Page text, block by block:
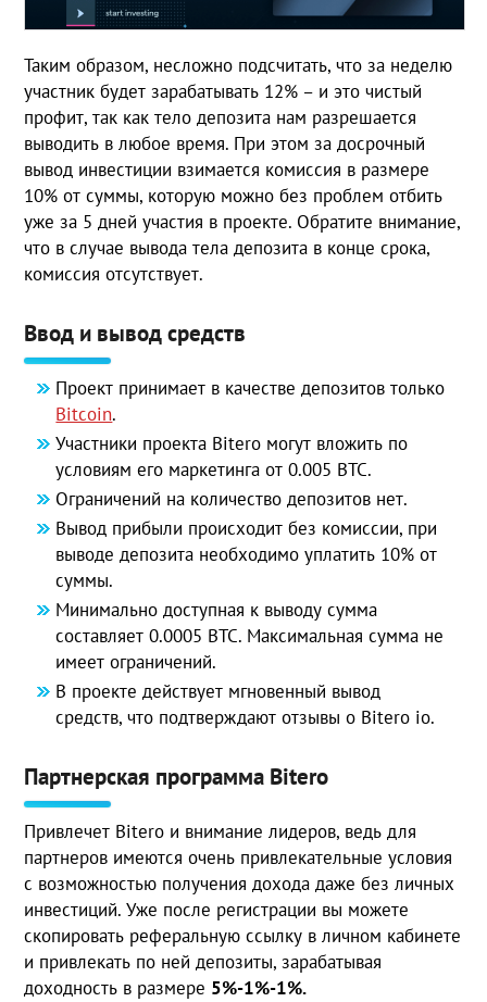
Таким образом, несложно подсчитать, что за неделю
участник будет зарабатывать 12% – и это чистый
профит, так как тело депозита нам разрешается
выводить в любое время. При этом за досрочный
вывод инвестиции взимается комиссия в размере
10% от суммы, которую можно без проблем отбить
уже за 5 дней участия в проекте. Обратите внимание,
что в случае вывода тела депозита в конце срока,
комиссия отсутствует.
Ввод и вывод средств
Проект принимает в качестве депозитов только
Bitcoin.
Участники проекта Bitero могут вложить по
условиям его маркетинга от 0.005 ВТС.
Ограничений на количество депозитов нет.
Вывод прибыли происходит без комиссии, при
выводе депозита необходимо уплатить 10% от
суммы.
Минимально доступная к выводу сумма
составляет 0.0005 ВТС. Максимальная сумма не
имеет ограничений.
В проекте действует мгновенный вывод
средств, что подтверждают отзывы о Bitero io.
Партнерская программа Bitero
Привлечет Bitero и внимание лидеров, ведь для
партнеров имеются очень привлекательные условия
с возможностью получения дохода даже без личных
инвестиций. Уже после регистрации вы можете
скопировать реферальную ссылку в личном кабинете
и привлекать по ней депозиты, зарабатывая
доходность в размере 5%-1%-1%.